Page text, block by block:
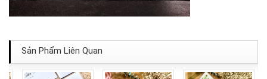
Sản Phẩm Liên Quan